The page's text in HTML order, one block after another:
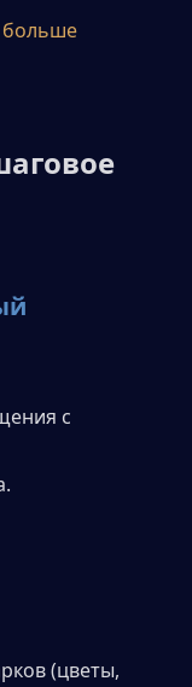
больше
с
(цветы,